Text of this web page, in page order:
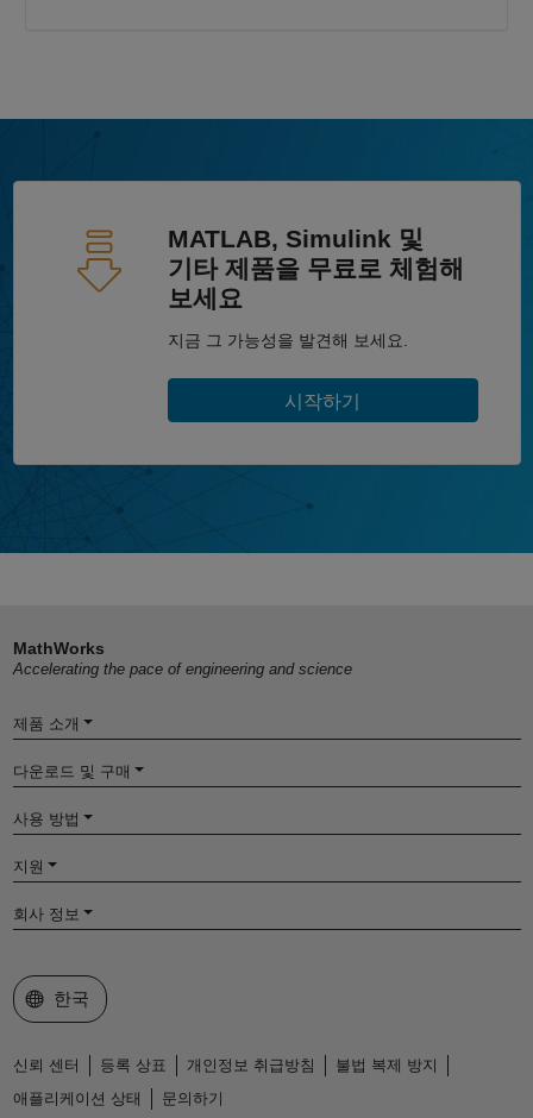
MATLAB, Simulink 및
기타 제품을 무료로 체험해
보세요
지금 그 가능성을 발견해 보세요.
시작하기
MathWorks
Accelerating the pace of engineering and science
제품 소개
다운로드 및 구매
사용 방법
지원
회사 정보
웹사이트 선택
한국
신뢰 센터 등록 상표 개인정보 취급방침
불법 복제 방지
애플리케이션 상태
문의하기